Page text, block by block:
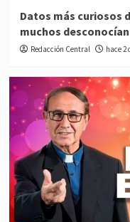
Datos más curiosos
muchos desconocían
Redacción Central hace 2